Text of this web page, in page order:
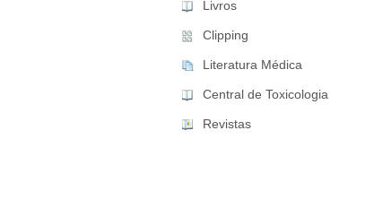
Livros
Clipping
Literatura Médica
Central de Toxicologia
Revistas